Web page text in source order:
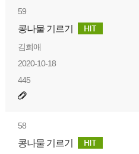
59
콩나물 기르기
김희애
2020-10-18
445
58
콩나물 기르기